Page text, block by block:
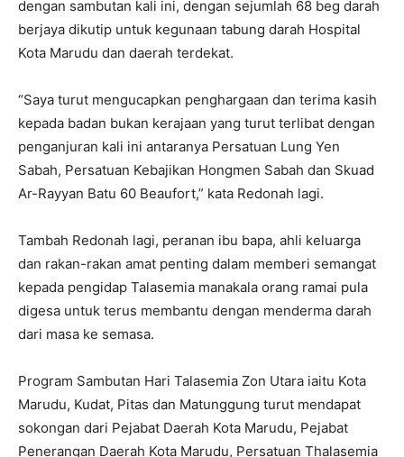
dengan sambutan kali ini, dengan sejumlah 68 beg darah
berjaya dikutip untuk kegunaan tabung darah Hospital
Kota Marudu dan daerah terdekat.
“Saya turut mengucapkan penghargaan dan terima kasih
kepada badan bukan kerajaan yang turut terlibat dengan
penganjuran kali ini antaranya Persatuan Lung Yen
Sabah, Persatuan Kebajikan Hongmen Sabah dan Skuad
Ar-Rayyan Batu 60 Beaufort,” kata Redonah lagi.
Tambah Redonah lagi, peranan ibu bapa, ahli keluarga
dan rakan-rakan amat penting dalam memberi semangat
kepada pengidap Talasemia manakala orang ramai pula
digesa untuk terus membantu dengan menderma darah
dari masa ke semasa.
Program Sambutan Hari Talasemia Zon Utara iaitu Kota
Marudu, Kudat, Pitas dan Matunggung turut mendapat
sokongan dari Pejabat Daerah Kota Marudu, Pejabat
Penerangan Daerah Kota Marudu, Persatuan Thalasemia